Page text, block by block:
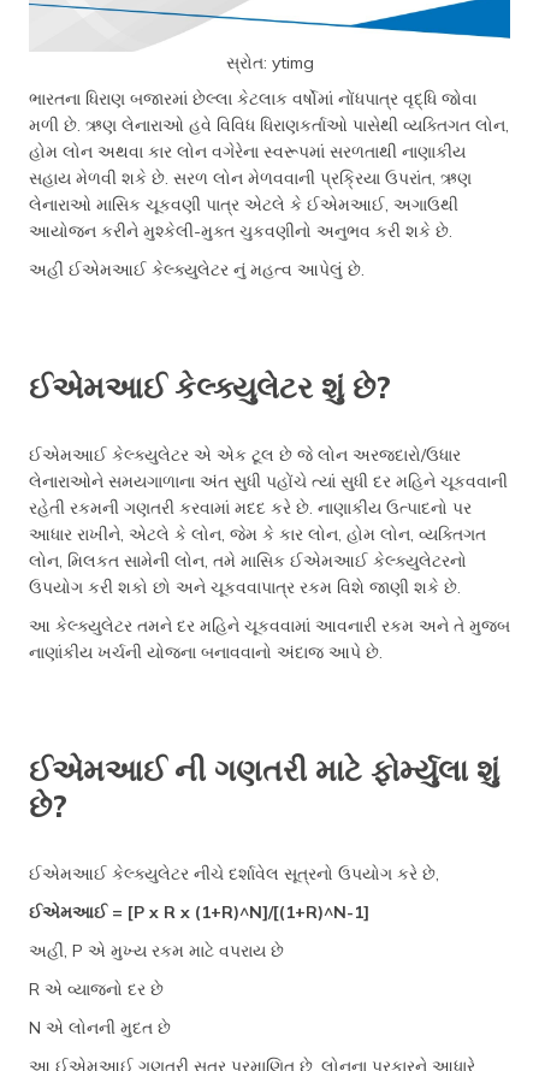
સ્રોત: ytimg
ભારતના ધિરાણ બજારમાં છેલ્લા કેટલાક વર્ષોમાં નોંધપાત્ર વૃદ્ધિ જોવા
મળી છે. ઋણ લેનારાઓ હવે વિવિધ ધિરાણકર્તાઓ પાસેથી વ્યક્તિગત લોન,
હોમ લોન અથવા કાર લોન વગેરેના સ્વરૂપમાં સરળતાથી નાણાકીય
સહાય મેળવી શકે છે. સરળ લોન મેળવવાની પ્રક્રિયા ઉપરાંત, ઋણ
લેનારાઓ માસિક ચૂકવણી પાત્ર એટલે કે ઈએમઆઈ, અગાઉથી
આયોજન કરીને મુશ્કેલી-મુક્ત ચુકવણીનો અનુભવ કરી શકે છે.
અહીં ઈએમઆઈ કેલ્ક્યુલેટર નું મહત્વ આપેલું છે.
ઈએમઆઈ કેલ્ક્યુલેટર શું છે?
ઈએમઆઈ કેલ્ક્યુલેટર એ એક ટૂલ છે જે લોન અરજદારો/ઉધાર
લેનારાઓને સમયગાળાના અંત સુધી પહોંચે ત્યાં સુધી દર મહિને ચૂકવવાની
રહેતી રકમની ગણતરી કરવામાં મદદ કરે છે. નાણાકીય ઉત્પાદનો પર
આધાર રાખીને, એટલે કે લોન, જેમ કે કાર લોન, હોમ લોન, વ્યક્તિગત
લોન, મિલકત સામેની લોન, તમે માસિક ઈએમઆઈ કેલ્ક્યુલેટરનો
ઉપયોગ કરી શકો છો અને ચૂકવવાપાત્ર રકમ વિશે જાણી શકે છે.
આ કેલ્ક્યુલેટર તમને દર મહિને ચૂકવવામાં આવનારી રકમ અને તે મુજબ
નાણાંકીય ખર્ચની યોજના બનાવવાનો અંદાજ આપે છે.
ઈએમઆઈ ની ગણતરી માટે ફોર્મ્યુલા શું
છે?
ઈએમઆઈ કેલ્ક્યુલેટર નીચે દર્શાવેલ સૂત્રનો ઉપયોગ કરે છે,
ઈએમઆઈ = [P x R x (1+R)^N]/[(1+R)^N-1]
અહીં, P એ મુખ્ય રકમ માટે વપરાય છે
R એ વ્યાજનો દર છે
N એ લોનની મુદત છે
આ ઈએમઆઈ ગણતરી સૂત્ર પ્રમાણિત છે. લોનના પ્રકારને આધારે